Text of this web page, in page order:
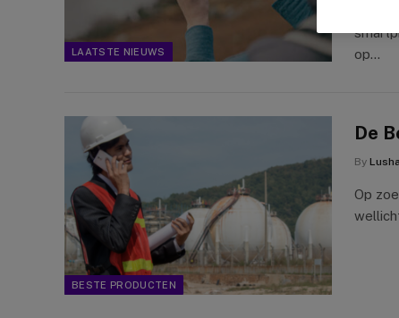
LAATSTE NIEUWS
Het
op…
BESTE PRODUCTEN
De
By
Op